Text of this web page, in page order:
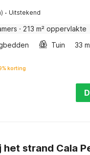
· Uitstekend
· 213 m² oppervlakte
Tuin 33
korting
het strand Cala